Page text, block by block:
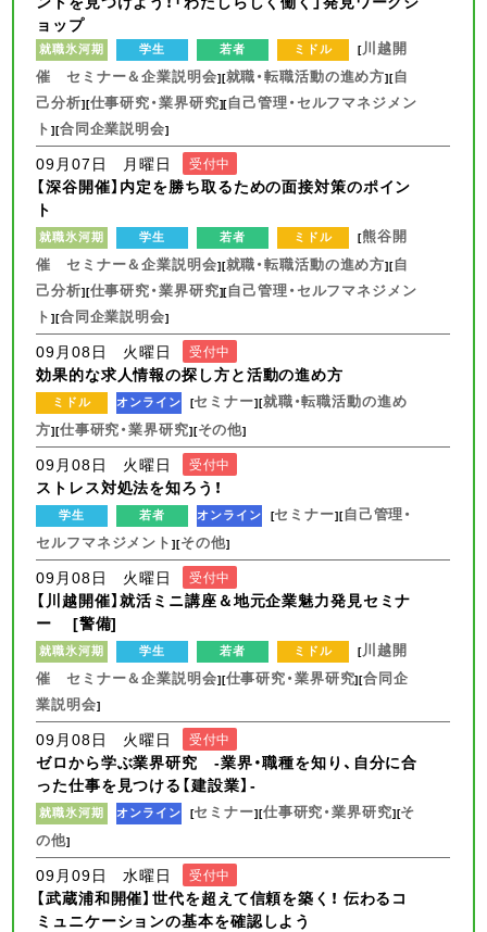
ョップ
就職氷河期 学生 若者 ミドル [川越開
催 セミナー＆企業説明会][就職・転職活動の進め方][自
己分析][仕事研究・業界研究][自己管理・セルフマネジメン
ト][合同企業説明会]
09月07日 月曜日 受付中
【深谷開催】内定を勝ち取るための面接対策のポイン
ト
就職氷河期 学生 若者 ミドル [熊谷開
催 セミナー＆企業説明会][就職・転職活動の進め方][自
己分析][仕事研究・業界研究][自己管理・セルフマネジメン
ト][合同企業説明会]
09月08日 火曜日 受付中
効果的な求人情報の探し方と活動の進め方
ミドル オンライン [セミナー][就職・転職活動の進め
方][仕事研究・業界研究][その他]
09月08日 火曜日 受付中
ストレス対処法を知ろう！
学生 若者 オンライン [セミナー][自己管理・
セルフマネジメント][その他]
09月08日 火曜日 受付中
【川越開催】就活ミニ講座＆地元企業魅力発見セミナ
ー [警備]
就職氷河期 学生 若者 ミドル [川越開
催 セミナー＆企業説明会][仕事研究・業界研究][合同企
業説明会]
09月08日 火曜日 受付中
ゼロから学ぶ業界研究 -業界・職種を知り、自分に合
った仕事を見つける【建設業】-
就職氷河期 オンライン [セミナー][仕事研究・業界研究][そ
の他]
09月09日 水曜日 受付中
【武蔵浦和開催】世代を超えて信頼を築く！ 伝わるコ
ミュニケーションの基本を確認しよう